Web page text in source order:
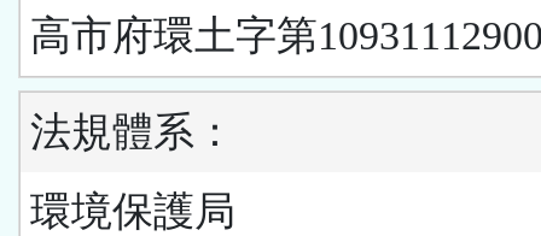
高市府環土字第
法規體系：
環境保護局